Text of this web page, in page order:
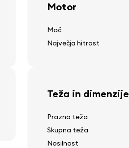
Motor
Moč
Največja hitrost
Teža in dimenzije
Prazna teža
Skupna teža
Nosilnost